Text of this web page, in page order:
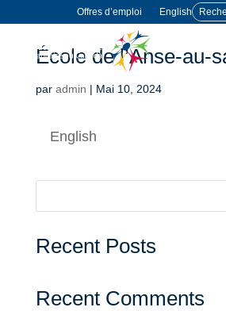
Offres d’emploi English
École de l’Anse-au-
par admin | Mai 10, 2024
English
Recent Posts
Recent Comments